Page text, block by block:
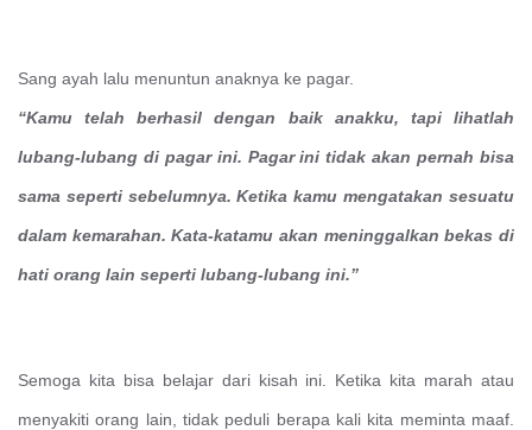
Sang ayah lalu menuntun anaknya ke pagar.
“Kamu telah berhasil dengan baik anakku, tapi lihatlah
lubang-lubang di pagar ini. Pagar ini tidak akan pernah bisa
sama seperti sebelumnya. Ketika kamu mengatakan sesuatu
dalam kemarahan. Kata-katamu akan meninggalkan bekas di
hati orang lain seperti lubang-lubang ini.”
Semoga kita bisa belajar dari kisah ini. Ketika kita marah atau
menyakiti orang lain, tidak peduli berapa kali kita meminta maaf.